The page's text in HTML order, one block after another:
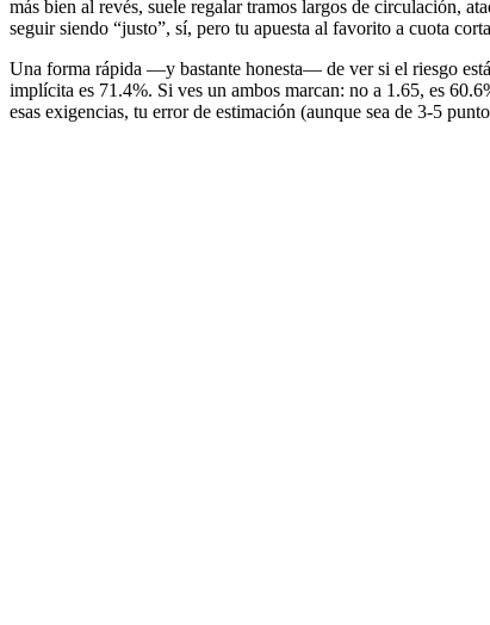
más bien al revés, suele regalar tramos largos de circulación,
seguir siendo “justo”, sí, pero tu apuesta al favorito a cuota
Una forma rápida —y bastante honesta— de ver si el riesgo
implícita es 71.4%. Si ves un ambos marcan: no a 1.65, es
esas exigencias, tu error de estimación (aunque sea de 3-5